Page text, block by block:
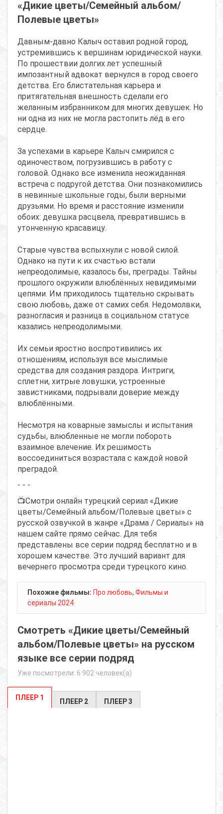
«Дикие цветы/Семейный альбом/
Полевые цветы»
Давным-давно Калыч оставил родной город,
устремившись к вершинам юридической науки.
По прошествии долгих лет успешный
импозантный адвокат вернулся в город своего
детства. Его блистательная карьера и
притягательная внешность сделали его
желанным избранником для многих девушек. Но
ни одна из них не могла растопить лёд в его
сердце.
За успехами в карьере Калыч смирился с
одиночеством, погрузившись в работу с
головой. Однако все изменила неожиданная
встреча с подругой детства. Они познакомились
в невинные школьные годы, были верными
друзьями. Но время и расстояние изменили
обоих: девушка расцвела, превратившись в
утонченную красавицу.
Старые чувства вспыхнули с новой силой.
Однако на пути к их счастью встали
непреодолимые, казалось бы, преграды. Тайны
прошлого окружили влюблённых невидимыми
цепями. Им приходилось тщательно скрывать
свою любовь, даже от самих себя. Недомолвки,
разногласия и разница в социальном статусе
казались непреодолимыми.
Их семьи яростно воспротивились их
отношениям, используя все мыслимые
средства для создания раздора. Интриги,
сплетни, хитрые ловушки, устроенные
завистниками, подрывали доверие между
влюблёнными.
Несмотря на коварные замыслы и испытания
судьбы, влюбленные не могли побороть
взаимное влечение. Их решимость
воссоединиться возрастала с каждой новой
преградой.
- - -
📺Смотри онлайн турецкий сериал «Дикие
цветы/Семейный альбом/Полевые цветы» с
русской озвучкой в жанре «Драма / Сериалы» на
нашем сайте прямо сейчас. Для тебя
представлены все серии подряд бесплатно и в
хорошем качестве. Это лучший вариант для
вечернего просмотра среди турецкого кино.
Похожие фильмы: Про любовь, Фильмы и
сериалы 2024
Смотреть «Дикие цветы/Семейный
альбом/Полевые цветы» на русском
языке все серии подряд
Уже посмотрели: 6 902 человек(а)
ПЛЕЕР 1 ПЛЕЕР 2 ПЛЕЕР 3